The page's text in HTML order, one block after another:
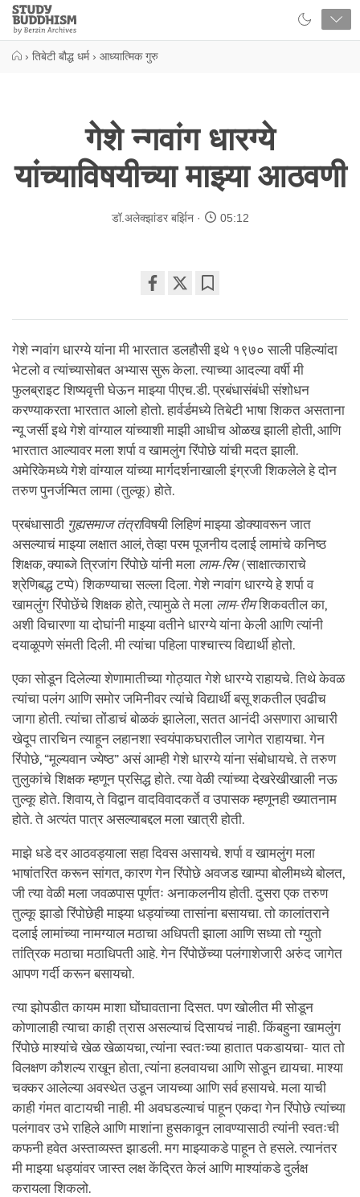
Close
Study
Buddhism
Home
› तिबेटी बौद्ध धर्म › आध्यात्मिक गुरु
गेशे न्गवांग धारग्ये
यांच्याविषयीच्या माझ्या आठवणी
डॉ.अलेक्झांडर बर्झिन 05:12
on
गेशे न्गवांग धारग्ये यांना मी भारतात डलहौसी इथे १९७० साली पहिल्यांदा
भेटलो व त्यांच्यासोबत अभ्यास सुरू केला. त्याच्या आदल्या वर्षी मी
फुलब्राइट शिष्यवृत्ती घेऊन माझ्या पीएच.डी. प्रबंधासंबंधी संशोधन
करण्याकरता भारतात आलो होतो. हार्वर्डमध्ये तिबेटी भाषा शिकत असताना
न्यू जर्सी इथे गेशे वांग्याल यांच्याशी माझी आधीच ओळख झाली होती, आणि
भारतात आल्यावर मला शर्पा व खामलुंग रिंपोछे यांची मदत झाली.
अमेरिकेमध्ये गेशे वांग्याल यांच्या मार्गदर्शनाखाली इंग्रजी शिकलेले हे दोन
तरुण पुनर्जन्मित लामा (तुल्कू) होते.
प्रबंधासाठी गुह्यसमाज तंत्राविषयी लिहिणं माझ्या डोक्यावरून जात
असल्याचं माझ्या लक्षात आलं, तेव्हा परम पूजनीय दलाई लामांचे कनिष्ठ
शिक्षक, क्याब्जे त्रिजांग रिंपोछे यांनी मला लाम-रिम(साक्षात्काराचे
श्रेणिबद्ध टप्पे) शिकण्याचा सल्ला दिला. गेशे न्गवांग धारग्ये हे शर्पा व
खामलुंग रिंपोछेंचे शिक्षक होते, त्यामुळे ते मला लाम-रीमशिकवतील का,
अशी विचारणा या दोघांनी माझ्या वतीने धारग्ये यांना केली आणि त्यांनी
दयाळूपणे संमती दिली. मी त्यांचा पहिला पाश्चात्त्य विद्यार्थी होतो.
एका सोडून दिलेल्या शेणामातीच्या गोठ्यात गेशे धारग्ये राहायचे. तिथे केवळ
त्यांचा पलंग आणि समोर जमिनीवर त्यांचे विद्यार्थी बसू शकतील एवढीच
जागा होती. त्यांचा तोंडाचं बोळकं झालेला, सतत आनंदी असणारा आचारी
खेदूप तारचिन त्याहून लहानशा स्वयंपाकघरातील जागेत राहायचा. गेन
रिंपोछे, “मूल्यवान ज्येष्ठ” असं आम्ही गेशे धारग्ये यांना संबोधायचे. ते तरुण
तुलुकांचे शिक्षक म्हणून प्रसिद्ध होते. त्या वेळी त्यांच्या देखरेखीखाली नऊ
तुल्कू होते. शिवाय, ते विद्वान वादविवादकर्ते व उपासक म्हणूनही ख्यातनाम
होते. ते अत्यंत पात्र असल्याबद्दल मला खात्री होती.
माझे धडे दर आठवड्याला सहा दिवस असायचे. शर्पा व खामलुंग मला
भाषांतरित करून सांगत, कारण गेन रिंपोछे अवजड खाम्पा बोलीमध्ये बोलत,
जी त्या वेळी मला जवळपास पूर्णतः अनाकलनीय होती. दुसरा एक तरुण
तुल्कू झाडो रिंपोछेही माझ्या धड्यांच्या तासांना बसायचा. तो कालांतराने
दलाई लामांच्या नामग्याल मठाचा अधिपती झाला आणि सध्या तो ग्युतो
तांत्रिक मठाचा मठाधिपती आहे. गेन रिंपोछेंच्या पलंगाशेजारी अरुंद जागेत
आपण गर्दी करून बसायचो.
त्या झोपडीत कायम माशा घोंघावताना दिसत. पण खोलीत मी सोडून
कोणालाही त्याचा काही त्रास असल्याचं दिसायचं नाही. किंबहुना खामलुंग
रिंपोछे माश्यांचे खेळ खेळायचा, त्यांना स्वतःच्या हातात पकडायचा- यात तो
विलक्षण कौशल्य राखून होता, त्यांना हलवायचा आणि सोडून द्यायचा. माश्या
चक्कर आलेल्या अवस्थेत उडून जायच्या आणि सर्व हसायचे. मला याची
काही गंमत वाटायची नाही. मी अवघडल्याचं पाहून एकदा गेन रिंपोछे त्यांच्या
पलंगावर उभे राहिले आणि माशांना हुसकावून लावण्यासाठी त्यांनी स्वतःची
कफनी हवेत अस्ताव्यस्त झाडली. मग माझ्याकडे पाहून ते हसले. त्यानंतर
मी माझ्या धड्यांवर जास्त लक्ष केंद्रित केलं आणि माश्यांकडे दुर्लक्ष
करायला शिकलो.